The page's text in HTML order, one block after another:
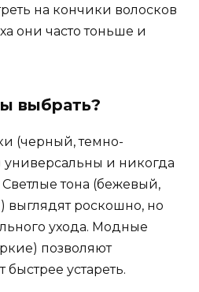
на кончики волосков
они часто тоньше и
выбрать?
(черный, темно-
и никогда
тона (бежевый,
выглядят роскошно, но
ухода. Модные
позволяют
быстрее устареть.